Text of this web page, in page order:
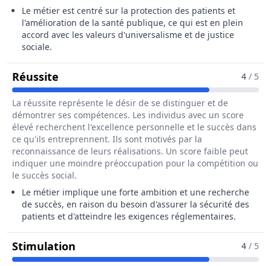
Le métier est centré sur la protection des patients et
l'amélioration de la santé publique, ce qui est en plein
accord avec les valeurs d'universalisme et de justice
sociale.
Réussite Pour Le Métier De Responsable De
4 / 5
La réussite représente le désir de se distinguer et de
démontrer ses compétences. Les individus avec un score
élevé recherchent l'excellence personnelle et le succès dans
ce qu'ils entreprennent. Ils sont motivés par la
reconnaissance de leurs réalisations. Un score faible peut
indiquer une moindre préoccupation pour la compétition ou
le succès social.
Le métier implique une forte ambition et une recherche
de succès, en raison du besoin d'assurer la sécurité des
patients et d'atteindre les exigences réglementaires.
Stimulation Pour Le Métier De Responsable
4 / 5